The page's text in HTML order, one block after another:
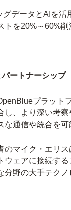
データとAIを
を20%～60%削
ートナーシップ
プラット
し、より深い考
通信や統合を可
のマイク・エリ
ウェアに接続す
分野の大手テク